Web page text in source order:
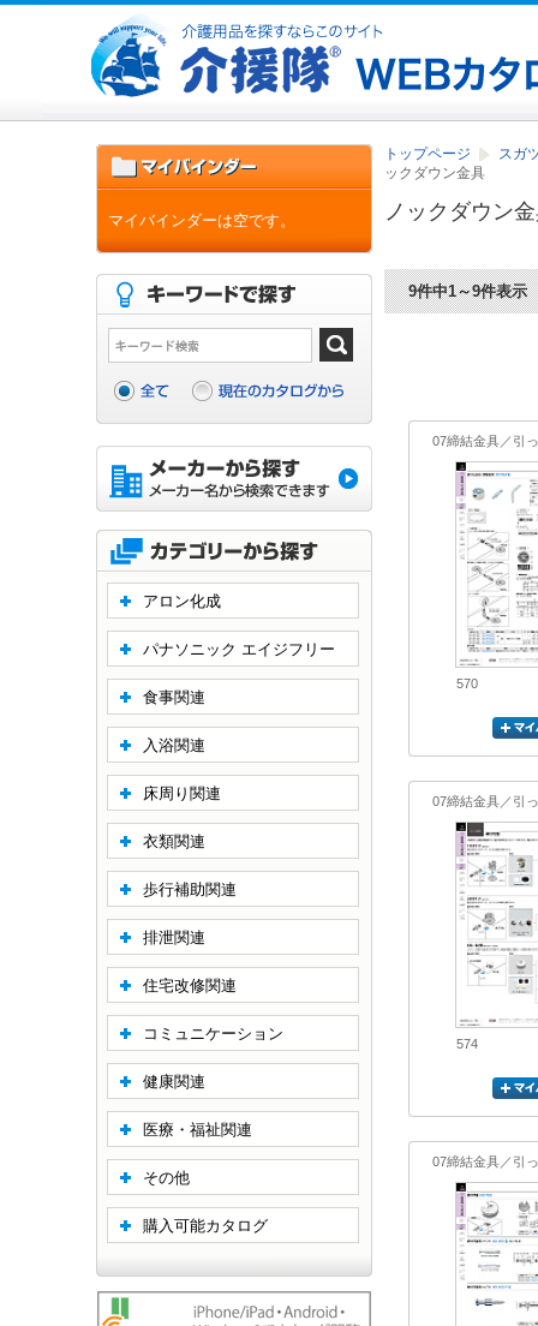
トップページ
スガ
ックダウン金具
ノックダウン
9件中1～9件表示
07締結金具／引
570
07締結金具／引
574
07締結金具／引
マイバインダーは空です。
アロン化成
パナソニック エイジフリー
食事関連
入浴関連
床周り関連
衣類関連
歩行補助関連
排泄関連
住宅改修関連
コミュニケーション
健康関連
医療・福祉関連
その他
購入可能カタログ